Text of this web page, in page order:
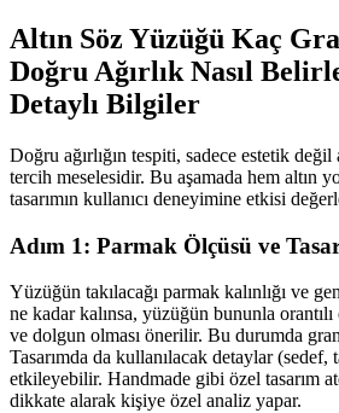
Altın Söz Yüzüğü Kaç
Doğru Ağırlık Nasıl
Detaylı Bilgiler
Doğru ağırlığın tespiti, sadece estetik
tercih meselesidir. Bu aşamada hem altın
tasarımın kullanıcı deneyimine etkisi
Adım 1: Parmak Ölçüsü ve
Yüzüğün takılacağı parmak kalınlığı ve
ne kadar kalınsa, yüzüğün bununla
ve dolgun olması önerilir. Bu durumda
Tasarımda da kullanılacak detaylar (sedef,
etkileyebilir. Handmade gibi özel tasarım
dikkate alarak kişiye özel analiz yapar.